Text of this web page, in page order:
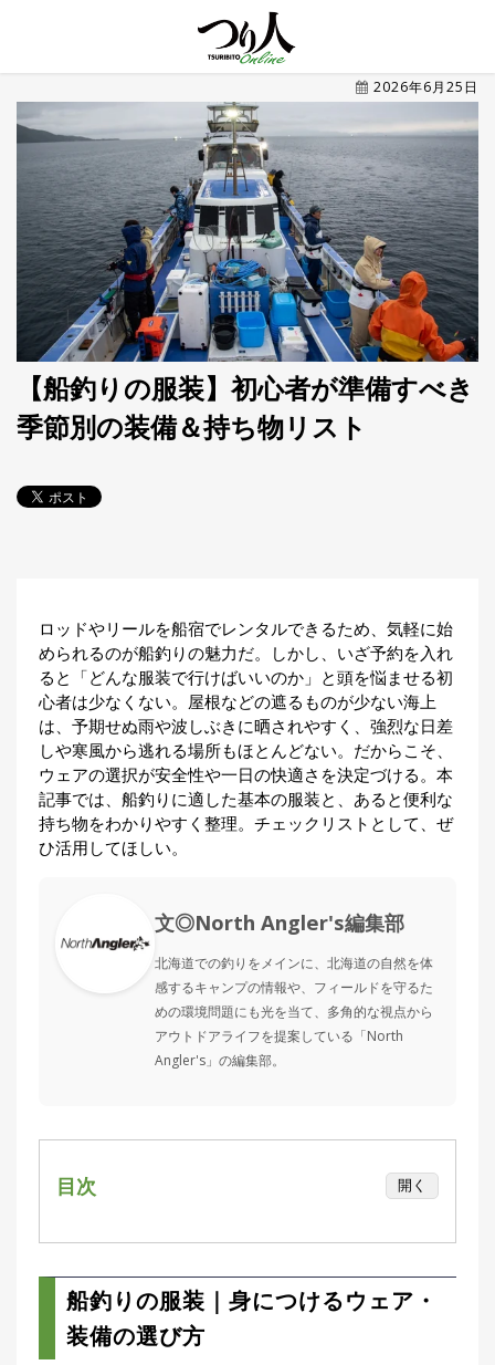
2026年6月25日
【船釣りの服装】初心者が準備すべき
季節別の装備＆持ち物リスト
ロッドやリールを船宿でレンタルできるため、気軽に始
められるのが船釣りの魅力だ。しかし、いざ予約を入れ
ると「どんな服装で行けばいいのか」と頭を悩ませる初
心者は少なくない。屋根などの遮るものが少ない海上
は、予期せぬ雨や波しぶきに晒されやすく、強烈な日差
しや寒風から逃れる場所もほとんどない。だからこそ、
ウェアの選択が安全性や一日の快適さを決定づける。本
記事では、船釣りに適した基本の服装と、あると便利な
持ち物をわかりやすく整理。チェックリストとして、ぜ
ひ活用してほしい。
文◎North Angler's編集部
北海道での釣りをメインに、北海道の自然を体
感するキャンプの情報や、フィールドを守るた
めの環境問題にも光を当て、多角的な視点から
アウトドアライフを提案している「North
Angler's」の編集部。
目次 開く
季節別・船釣りの服装の目安
ライフジャケット（救命胴衣）｜桜マーク
付きが必須
船釣りの服装｜身につけるウェア・
装備の選び方
ド・
最新
UP
新
着
記
事
No.1
ラ
ン
キ
ン
グ
HOT
釣具
的
か
ら
探
す
›
全
国
お
す
す
場
›
釣
具
Basser （バ
ス釣り）